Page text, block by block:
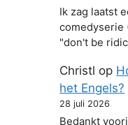
Ik zag laatst
comedyserie
"don't be
Christl op
het Engels?
28 juli 2026
Bedankt